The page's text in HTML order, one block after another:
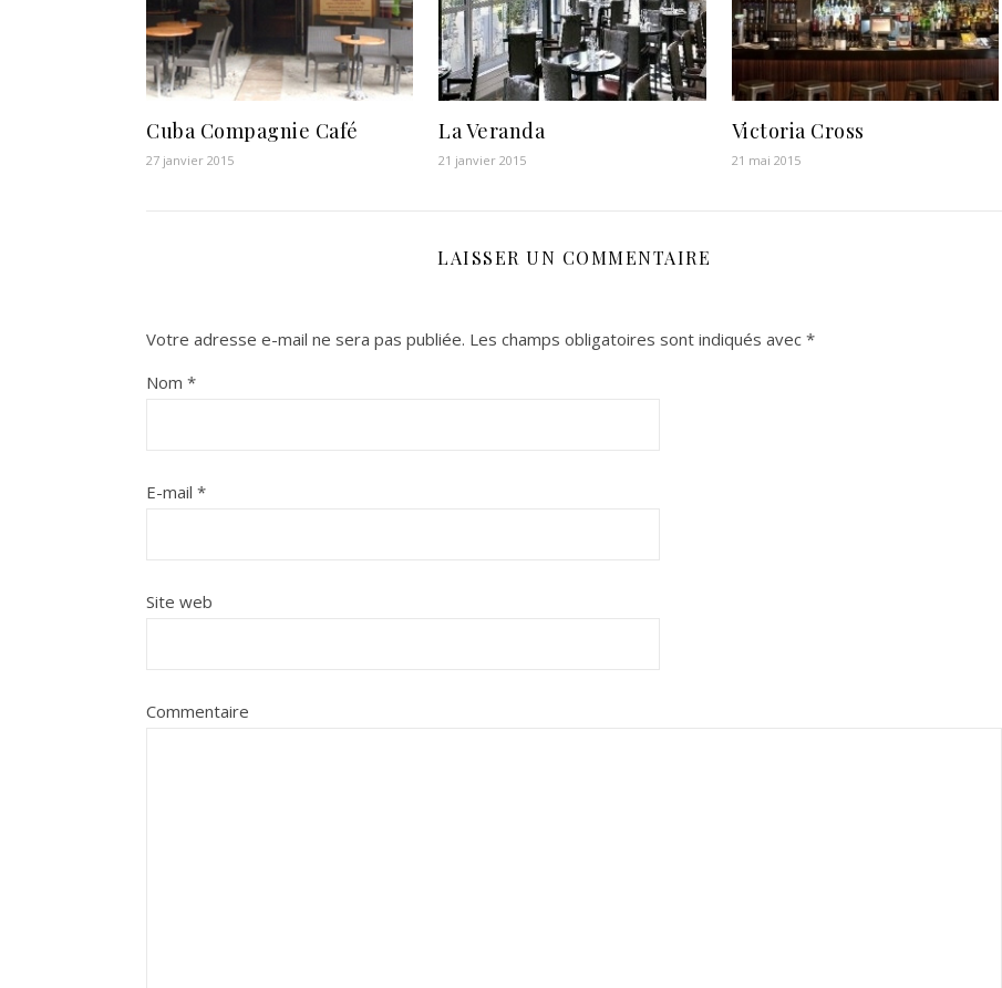
Cuba Compagnie Café
27 janvier 2015
La Veranda
21 janvier 2015
Victoria Cross
21 mai 2015
LAISSER UN COMMENTAIRE
Votre adresse e-mail ne sera pas publiée. Les champs obligatoires sont indiqués avec *
Nom *
E-mail *
Site web
Commentaire